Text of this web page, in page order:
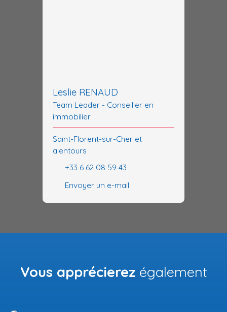
Leslie RENAUD
Team Leader - Conseiller en
immobilier
Saint-Florent-sur-Cher et
alentours
+33 6 62 08 59 43
Envoyer un e-mail
Vous apprécierez également